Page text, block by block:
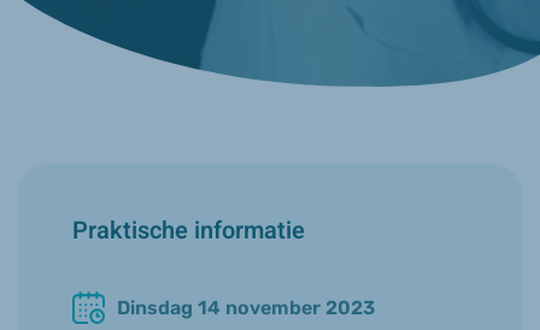
Praktische informatie
Dinsdag 14 november 2023